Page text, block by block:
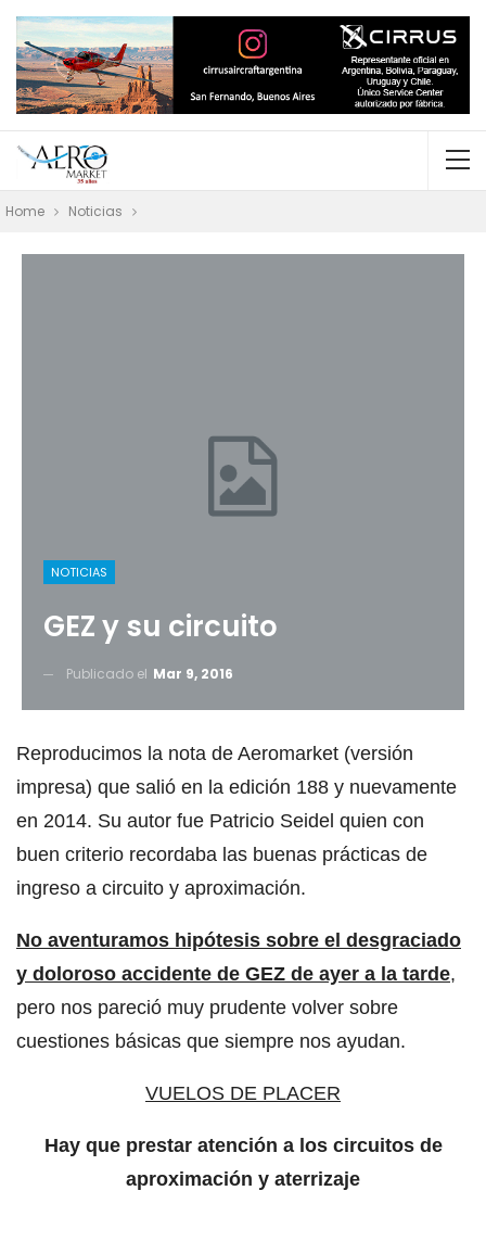
Home Noticias
NOTICIAS
GEZ y su circuito
Publicado el Mar 9, 2016
Reproducimos la nota de Aeromarket (versión
impresa) que salió en la edición 188 y nuevamente
en 2014. Su autor fue Patricio Seidel quien con
buen criterio recordaba las buenas prácticas de
ingreso a circuito y aproximación.
No aventuramos hipótesis sobre el desgraciado
y doloroso accidente de GEZ de ayer a la tarde,
pero nos pareció muy prudente volver sobre
cuestiones básicas que siempre nos ayudan.
VUELOS DE PLACER
Hay que prestar atención a los circuitos de
aproximación y aterrizaje